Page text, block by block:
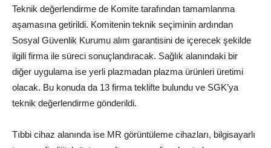
Teknik değerlendirme de Komite tarafından tamamlanma
aşamasına getirildi. Komitenin teknik seçiminin ardından
Sosyal Güvenlik Kurumu alım garantisini de içerecek şekilde
ilgili firma ile süreci sonuçlandıracak. Sağlık alanındaki bir
diğer uygulama ise yerli plazmadan plazma ürünleri üretimi
olacak. Bu konuda da 13 firma teklifte bulundu ve SGK’ya
teknik değerlendirme gönderildi.
Tıbbi cihaz alanında ise MR görüntüleme cihazları, bilgisayarlı